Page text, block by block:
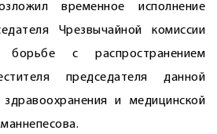
временное исполнение
Чрезвычайной комиссии
борьбе с распространением
председателя данной
и медицинской